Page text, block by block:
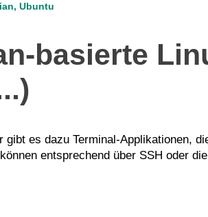
Ubuntu
basierte
es dazu Terminal-Applikationen,
entsprechend über SSH oder